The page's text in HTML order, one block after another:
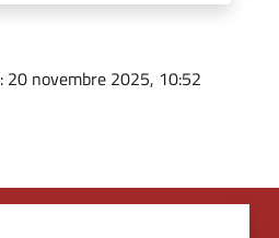
: 20 novembre 2025, 10:52